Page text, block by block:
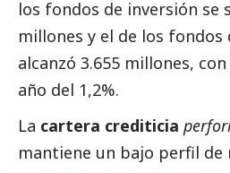
los fondos de inversión se
millones y el de los fondos
alcanzó 3.655 millones,
año del 1,2%.
La cartera crediticia
mantiene un bajo perfil de